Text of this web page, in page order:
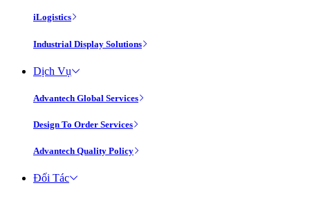
iLogistics
Industrial Display Solutions
Dịch Vụ
Advantech Global Services
Design To Order Services
Advantech Quality Policy
Đối Tác